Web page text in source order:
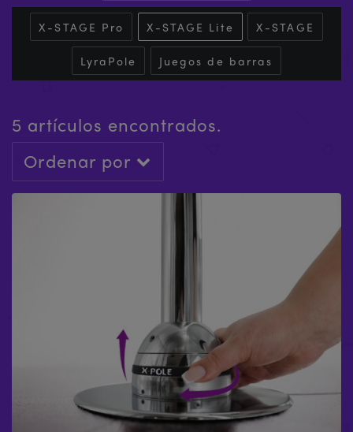
X-STAGE Pro X-STAGE Lite X-STAGE
LyraPole Juegos de barras
5 artículos encontrados.
Ordenar por